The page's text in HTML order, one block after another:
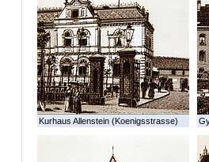
Kurhaus Allenstein (Koenigsstrasse)